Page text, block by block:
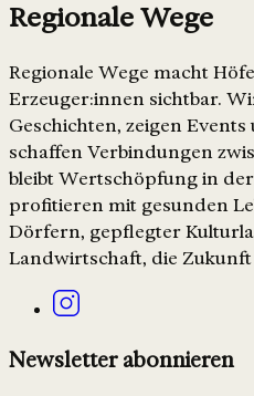
Regionale Wege
Regionale Wege macht
Erzeuger:innen sichtbar.
Geschichten, zeigen
schaffen Verbindungen
bleibt Wertschöpfung in
profitieren mit gesunden
Dörfern, gepflegter
Landwirtschaft, die Zukunft
Newsletter abonnieren